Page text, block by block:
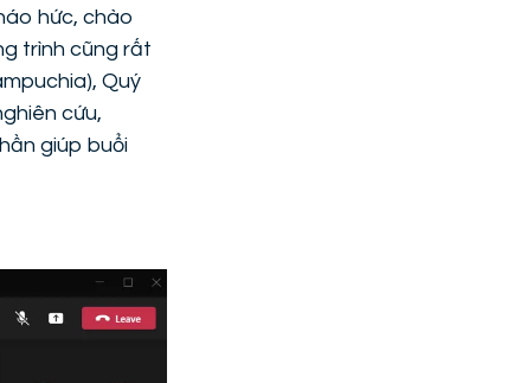
hức, chào
trình cũng rất
Quý
cứu,
giúp buổi